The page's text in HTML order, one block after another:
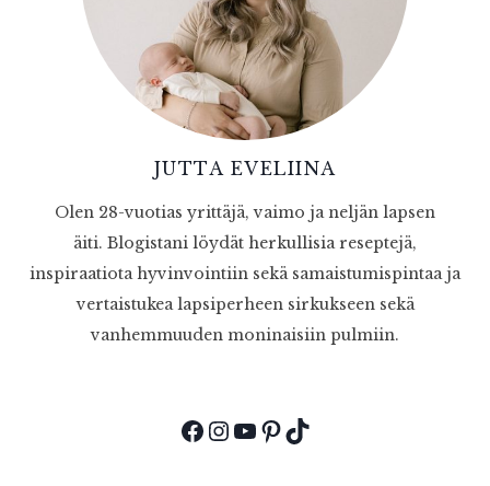
JUTTA EVELIINA
Olen 28-vuotias yrittäjä, vaimo ja neljän lapsen
äiti. Blogistani löydät herkullisia reseptejä,
inspiraatiota hyvinvointiin sekä samaistumispintaa ja
vertaistukea lapsiperheen sirkukseen sekä
vanhemmuuden moninaisiin pulmiin.
Facebook
Instagram
YouTube
Pinterest
TikTok